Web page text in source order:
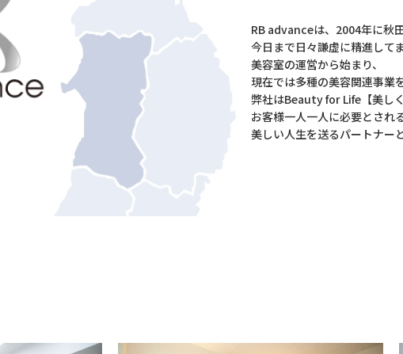
RB advanceは、2004年に秋
今日まで日々謙虚に精進して
美容室の運営から始まり、
現在では多種の美容関連事業
弊社はBeauty for Life【美し
お客様一人一人に必要とされ
美しい人生を送るパートナー